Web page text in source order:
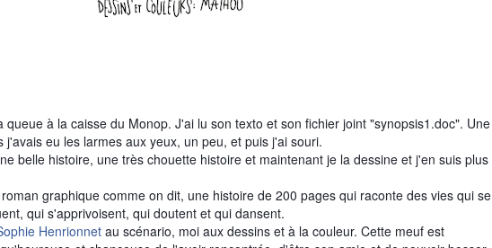
queue à la caisse du Monop. J'ai lu son texto et son fichier joint "synopsis1.doc". Une
j'avais eu les larmes aux yeux, un peu, et puis j'ai souri.
belle histoire, une très chouette histoire et maintenant je la dessine et j'en suis plus
graphique comme on dit, une histoire de 200 pages qui raconte des vies qui se
qui s'apprivoisent, qui doutent et qui dansent.
Henrionnet au scénario, moi aux dessins et à la couleur. Cette meuf est